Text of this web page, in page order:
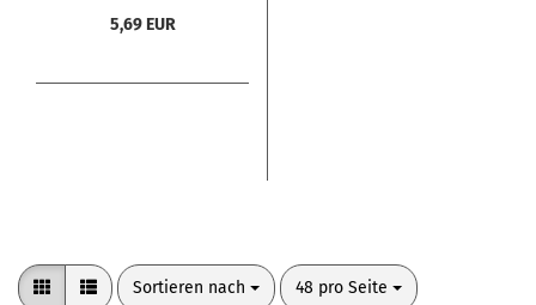
5,69 EUR
Sortieren nach
Sortieren nach 48 pro Seite
pro Seite